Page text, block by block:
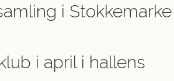
i Stokkemarke
i april i hallens